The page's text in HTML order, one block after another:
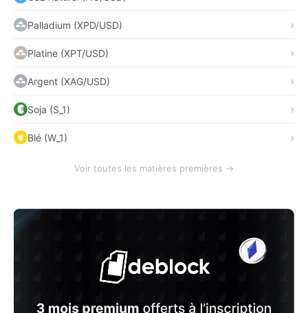
Palladium (XPD/USD)
Platine (XPT/USD)
Argent (XAG/USD)
Soja (S_1)
Blé (W_1)
Voir toutes les matières premières →